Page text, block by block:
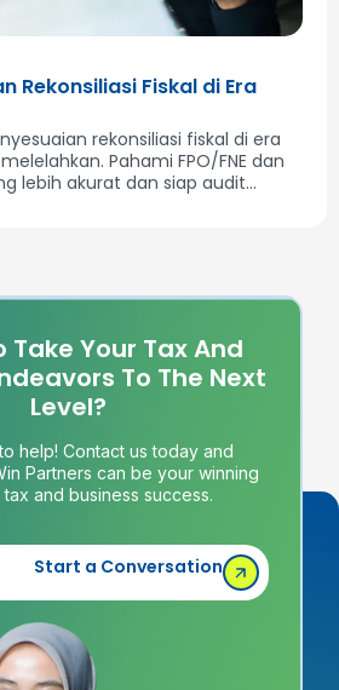
Rekonsiliasi Fiskal di Era
rekonsiliasi fiskal di era
Pahami FPO/FNE dan
lebih akurat dan siap audit...
Take Your Tax And
To The Next
Level?
help! Contact us today and
Partners can be your winning
and business success.
Start a Conversation